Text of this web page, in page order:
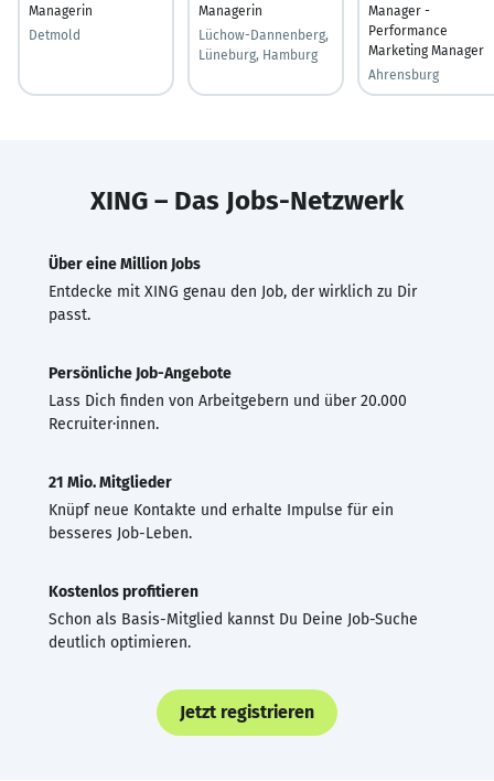
Managerin
Detmold
Managerin
Lüchow-Dannenberg,
Lüneburg, Hamburg
Manager -
Performance
Marketing Manager
Ahrensburg
XING – Das Jobs-Netzwerk
Über eine Million Jobs
Entdecke mit XING genau den Job, der wirklich zu Dir
passt.
Persönliche Job-Angebote
Lass Dich finden von Arbeitgebern und über 20.000
Recruiter·innen.
21 Mio. Mitglieder
Knüpf neue Kontakte und erhalte Impulse für ein
besseres Job-Leben.
Kostenlos profitieren
Schon als Basis-Mitglied kannst Du Deine Job-Suche
deutlich optimieren.
Jetzt registrieren